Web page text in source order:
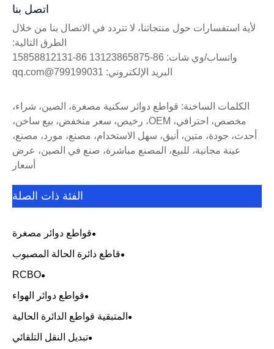
اتصل بنا
لأية استفسارات حول منتجاتنا، لا تتردد في الاتصال بنا من خلال
الطرق التالية:
واتساب/وي شات: 86-13123865875 86-15858812131
البريد الإلكتروني: 799199031@qq.com
الكلمات الساخنة: قواطع دوائر سكنية مصغرة، الصين، شراء،
مخصص، احترافي، OEM، رخيص، سعر منخفض، بيع ساخن،
أحدث، جودة، متين، أنيق، سهل الاستخدام، مصنع، مورد، مصنع،
عينة مجانية، للبيع، المصنع مباشرة، صنع في الصين، عرض
أسعار
الفئة ذات الصلة
قواطع دوائر مصغرة
قاطع دائرة الحالة المصبوب
RCBO
قواطع دوائر الهواء
المتبقية قواطع الدائرة الحالية
تبديل النقل التلقائي